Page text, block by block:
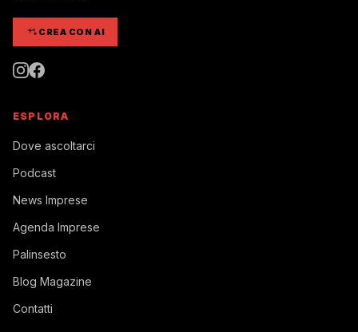
CREA CON AI
ESPLORA
Dove ascoltarci
Podcast
News Imprese
Agenda Imprese
Palinsesto
Blog Magazine
Contatti